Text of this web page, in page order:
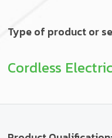
Type of product or
Cordless